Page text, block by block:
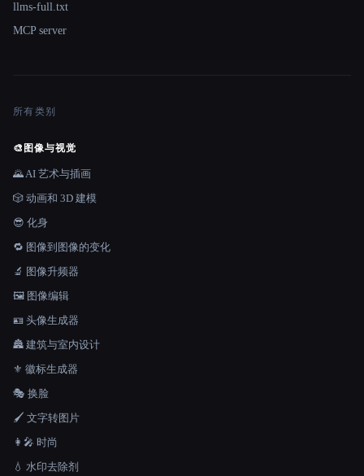
llms-full.txt
MCP server
所有类别
🎨 图像与视觉
🌄 AI 艺术与插画
🎲 动画和 3D 建模
😎 化身
🔁 图像到图像的变化
🔬 图像升频器
🖼️ 图像编辑
🪪 头像生成器
🏯 建筑与室内设计
⚜️ 徽标生成器
🎭 换脸
🖌️ 文字转图片
👩‍🎤 时尚
💧 水印去除剂